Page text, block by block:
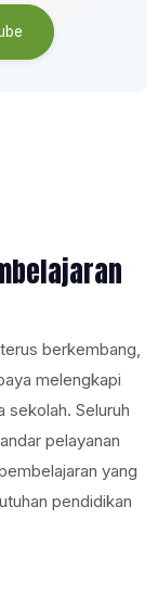
berkembang,
melengkapi
sekolah. Seluruh
pelayanan
yang
pendidikan